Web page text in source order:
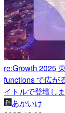
re:Growth 2025
functions で広が
イトルで登壇し
あかいけ